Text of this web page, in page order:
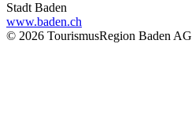
Stadt Baden
www.baden.ch
© 2026 TourismusRegion Baden AG